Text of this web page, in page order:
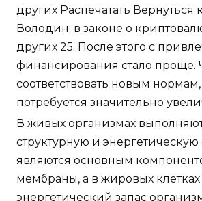
других Распечатать Вернуться
Володин: в законе о
других 25. После этого с
финансирования стало проще.
соответствовать новым
потребуется значительно
В живых организмах
структурную и
являются основным
мембраны, а в жировых клетках
энергетический запас